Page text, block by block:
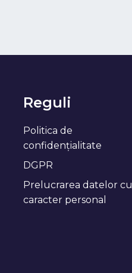
Reguli
Politica de
confidențialitate
DGPR
Prelucrarea datelor cu
caracter personal